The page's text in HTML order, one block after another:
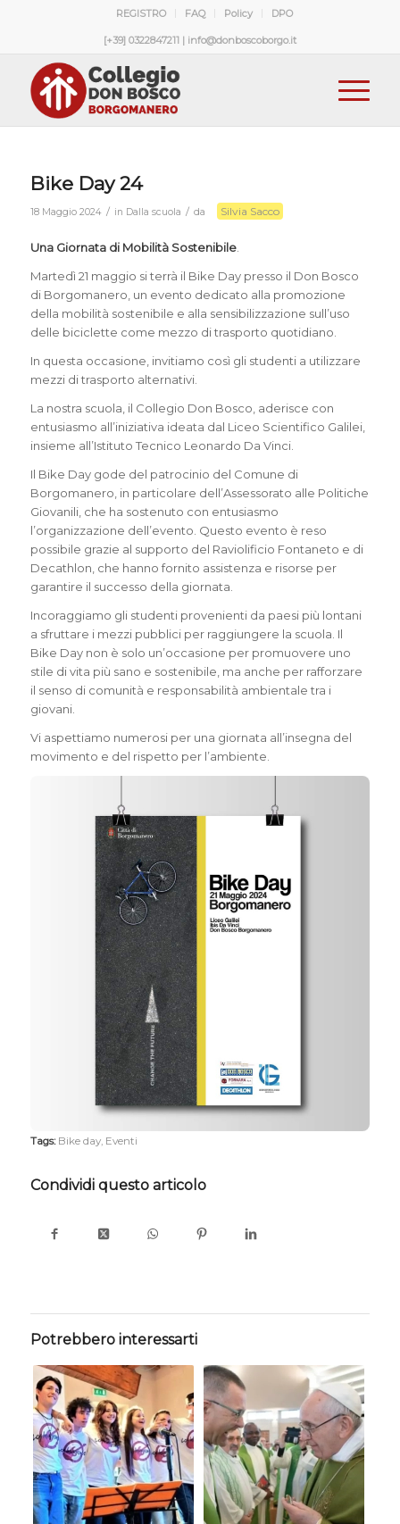
REGISTRO FAQ Policy DPO
[+39] 0322847211 | info@donboscoborgo.it
Bike Day 24
18 Maggio 2024 / in Dalla scuola / da Silvia Sacco
Una Giornata di Mobilità Sostenibile.
Martedì 21 maggio si terrà il Bike Day presso il Don Bosco
di Borgomanero, un evento dedicato alla promozione
della mobilità sostenibile e alla sensibilizzazione sull’uso
delle biciclette come mezzo di trasporto quotidiano.
In questa occasione, invitiamo così gli studenti a utilizzare
mezzi di trasporto alternativi.
La nostra scuola, il Collegio Don Bosco, aderisce con
entusiasmo all’iniziativa ideata dal Liceo Scientifico Galilei,
insieme all’Istituto Tecnico Leonardo Da Vinci.
Il Bike Day gode del patrocinio del Comune di
Borgomanero, in particolare dell’Assessorato alle Politiche
Giovanili, che ha sostenuto con entusiasmo
l’organizzazione dell’evento. Questo evento è reso
possibile grazie al supporto del Raviolificio Fontaneto e di
Decathlon, che hanno fornito assistenza e risorse per
garantire il successo della giornata.
Incoraggiamo gli studenti provenienti da paesi più lontani
a sfruttare i mezzi pubblici per raggiungere la scuola. Il
Bike Day non è solo un’occasione per promuovere uno
stile di vita più sano e sostenibile, ma anche per rafforzare
il senso di comunità e responsabilità ambientale tra i
giovani.
Vi aspettiamo numerosi per una giornata all’insegna del
movimento e del rispetto per l’ambiente.
Tags: Bike day, Eventi
Condividi questo articolo
Potrebbero interessarti